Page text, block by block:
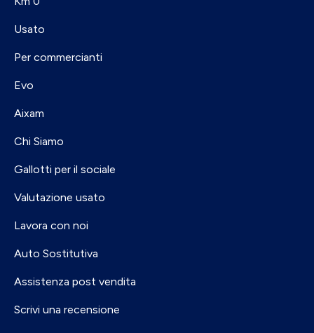
Usato
Per commercianti
Evo
Aixam
Chi Siamo
Gallotti per il sociale
Valutazione usato
Lavora con noi
Auto Sostitutiva
Assistenza post vendita
Scrivi una recensione